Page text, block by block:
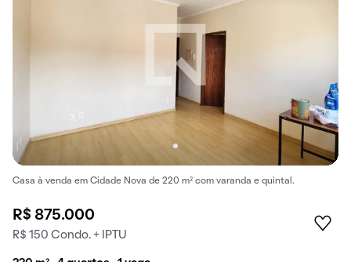
Casa à venda em Cidade Nova de 220 m² com varanda e quintal.
R$ 875.000
R$ 150 Condo. + IPTU